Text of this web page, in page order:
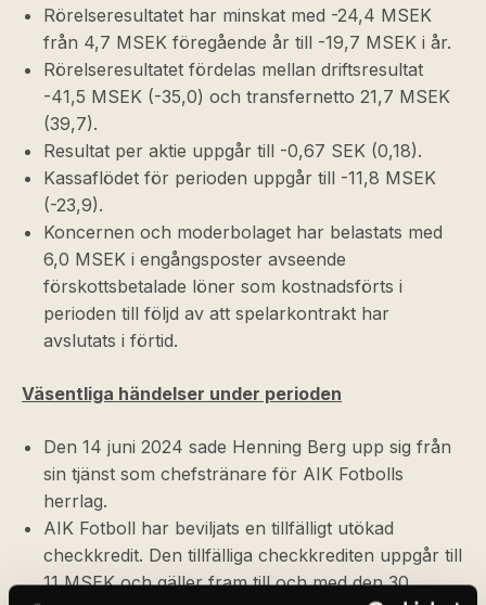
Rörelseresultatet har minskat med -24,4 MSEK
från 4,7 MSEK föregående år till -19,7 MSEK i år.
Rörelseresultatet fördelas mellan driftsresultat
-41,5 MSEK (-35,0) och transfernetto 21,7 MSEK
(39,7).
Resultat per aktie uppgår till -0,67 SEK (0,18).
Kassaflödet för perioden uppgår till -11,8 MSEK
(-23,9).
Koncernen och moderbolaget har belastats med
6,0 MSEK i engångsposter avseende
förskottsbetalade löner som kostnadsförts i
perioden till följd av att spelarkontrakt har
avslutats i förtid.
Väsentliga händelser under perioden
Den 14 juni 2024 sade Henning Berg upp sig från
sin tjänst som chefstränare för AIK Fotbolls
herrlag.
AIK Fotboll har beviljats en tillfälligt utökad
checkkredit. Den tillfälliga checkkrediten uppgår till
11 MSEK och gäller fram till och med den 30